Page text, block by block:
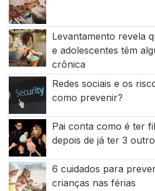
Levantamento revela
e adolescentes têm
crônica
Redes sociais e os
como prevenir?
Pai conta como é ter
depois de já ter 3
6 cuidados para
crianças nas férias